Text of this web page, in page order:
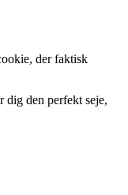
der faktisk
dig den perfekt seje,